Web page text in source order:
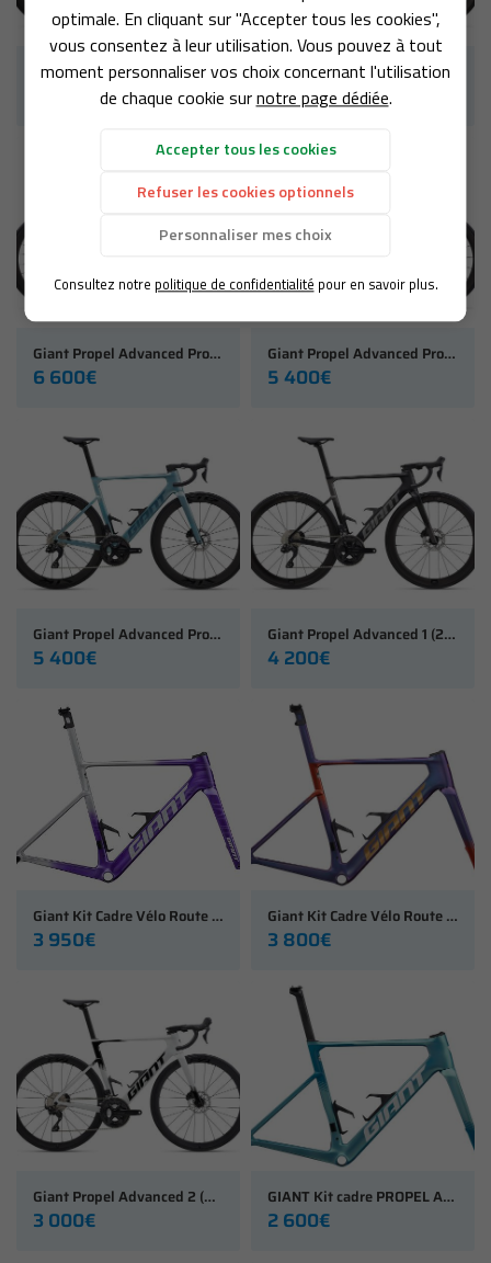
NOS VÉLOS
MODÈLES
ACTUALITÉS
CONTACT
Restez
INSCRIPTION
Giant Propel Advanced Pro Dura-Ace (2027) Giant Propel Advanced Pro 0 Di2 (2027)
6 600€
Giant Propel Advanced Pro 0 AXS (2027)
6 600€
Giant Propel Advanced Pro 1 AXS (2027)
5 400€
Giant Propel Advanced Pro 1 Di2 (2027)
5 400€
Giant Propel Advanced 1 (2027)
4 200€
Giant Kit Cadre Vélo Route Propel Advanced SL Team Jayco AlUla (2027)
3 950€
Giant Kit Cadre Vélo Route Propel Advanced SL (2027)
3 800€
Giant Propel Advanced 2 (2027)
3 000€
GIANT Kit cadre PROPEL Advanced PRO (2027)
2 600€
optimale. En cliquant sur "Accepter tous les cookies",
vous consentez à leur utilisation. Vous pouvez à tout
moment personnaliser vos choix concernant l'utilisation
de chaque cookie surnotre page dédiée.
Accepter tous les cookies
Refuser les cookies optionnels
Personnaliser mes choix
Consultez notre politique de confidentialité pour en savoir plus.